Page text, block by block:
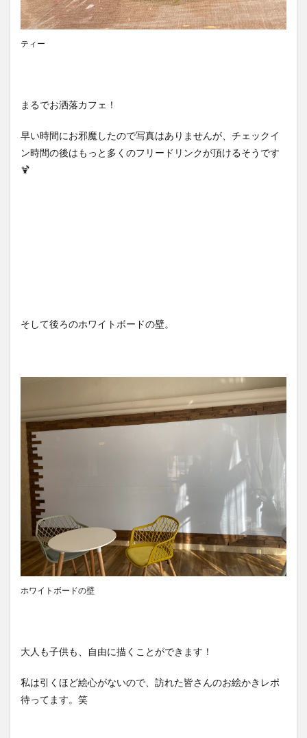
ティー
まるでお洒落カフェ！
早い時間にお邪魔したので写真はありませんが、チェックイ
ン時間の後はもっと多くのフリードリンクが頂けるそうです
🍹
そして後ろのホワイトボードの壁。
ホワイトボードの壁
大人も子供も、自由に描くことができます！
私は引くほど絵心がないので、訪れた皆さんのお絵かきレポ
待ってます。笑